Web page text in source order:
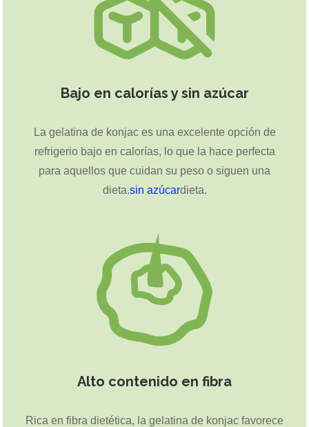
Bajo en calorías y sin azúcar
La gelatina de konjac es una excelente opción de
refrigerio bajo en calorías, lo que la hace perfecta
para aquellos que cuidan su peso o siguen una
dieta.sin azúcardieta.
Alto contenido en fibra
Rica en fibra dietética, la gelatina de konjac favorece